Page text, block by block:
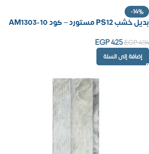
-14%
بديل خشب PS12 مستورد – كود AM1303-10
EGP494
EGP425
إضافة إلى السلة